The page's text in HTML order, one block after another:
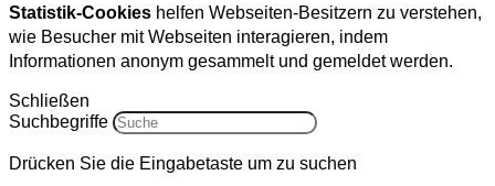
Statistik-Cookies helfen Webseiten-Besitzern zu verstehen,
wie Besucher mit Webseiten interagieren, indem
Informationen anonym gesammelt und gemeldet werden.
Schließen
Suchbegriffe
Drücken Sie die Eingabetaste um zu suchen